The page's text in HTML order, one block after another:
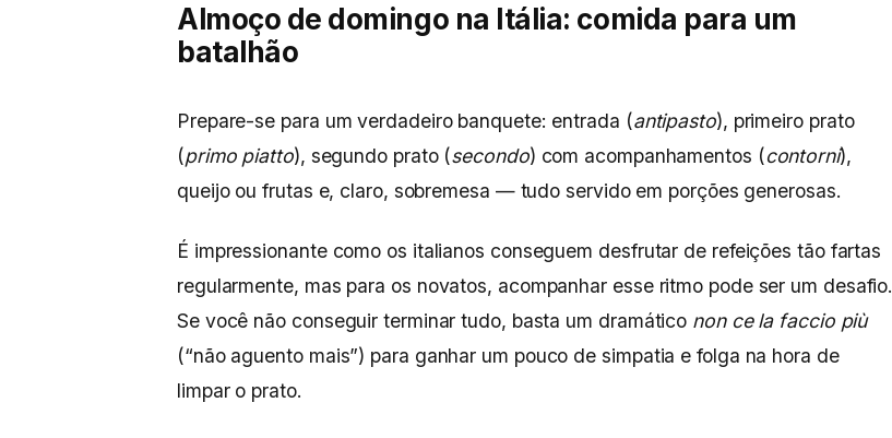
Almoço de domingo na Itália: comida para um
batalhão
Prepare-se para um verdadeiro banquete: entrada (antipasto), primeiro prato
(primo piatto), segundo prato (secondo) com acompanhamentos (contorni),
queijo ou frutas e, claro, sobremesa — tudo servido em porções generosas.
É impressionante como os italianos conseguem desfrutar de refeições tão fartas
regularmente, mas para os novatos, acompanhar esse ritmo pode ser um desafio.
Se você não conseguir terminar tudo, basta um dramático non ce la faccio più
(“não aguento mais”) para ganhar um pouco de simpatia e folga na hora de
limpar o prato.